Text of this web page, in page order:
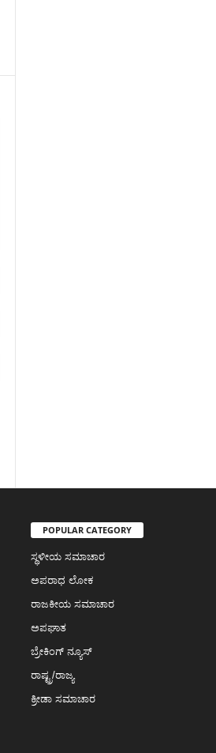
POPULAR CATEGORY
ಸ್ಥಳೀಯ ಸಮಾಚಾರ
ಅಪರಾಧ ಲೋಕ
ರಾಜಕೀಯ ಸಮಾಚಾರ
ಅಪಘಾತ
ಬ್ರೇಕಿಂಗ್‌ ನ್ಯೂಸ್
ರಾಷ್ಟ್ರ/ರಾಜ್ಯ
ಕ್ರೀಡಾ ಸಮಾಚಾರ